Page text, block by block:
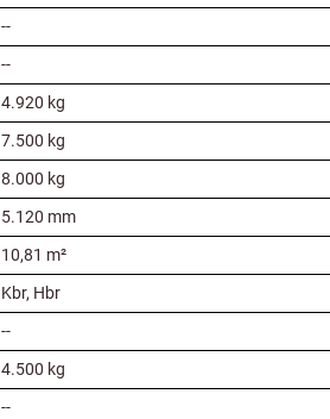
--
--
4.920 kg
7.500 kg
8.000 kg
5.120 mm
10,81 m²
Kbr, Hbr
--
4.500 kg
--